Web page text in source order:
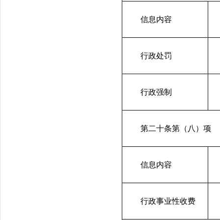
信息内容
行政处罚
行政强制
第二十条第（八）项
信息内容
行政事业性收费